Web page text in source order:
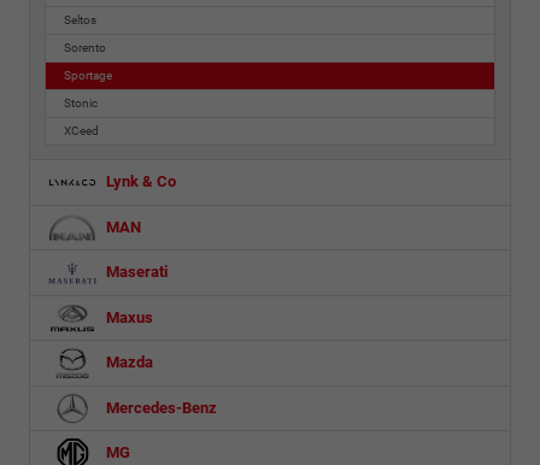
Seltos
Sorento
Sportage
Stonic
XCeed
Lynk & Co
MAN
Maserati
Maxus
Mazda
Mercedes-Benz
MG